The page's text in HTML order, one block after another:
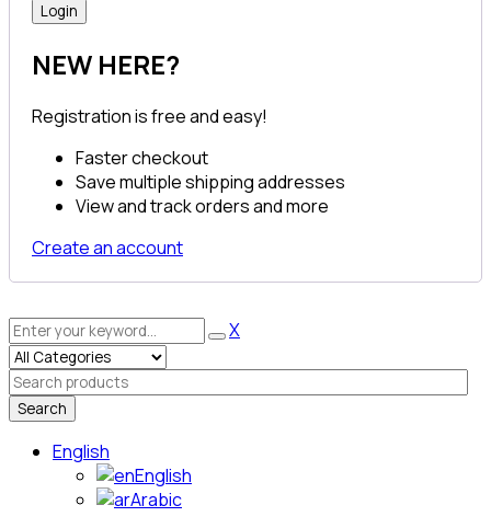
NEW HERE?
Registration is free and easy!
Faster checkout
Save multiple shipping addresses
View and track orders and more
Create an account
X
Search
English
English
Arabic